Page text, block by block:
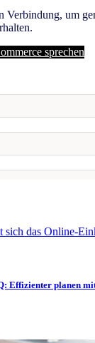
Verbindung, um
sprechen
Effizienter planen